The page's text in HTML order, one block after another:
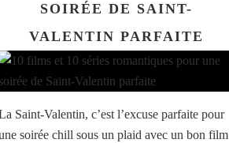
SOIRÉE DE SAINT-
VALENTIN PARFAITE
Saint-Valentin, c’est l’excuse parfaite pour
soirée chill sous un plaid avec un bon film